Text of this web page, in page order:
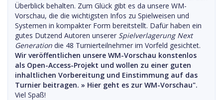
Überblick behalten. Zum Glück gibt es da unsere WM-
Vorschau, die die wichtigsten Infos zu Spielweisen und
Systemen in kompakter Form bereitstellt. Dafür haben ein
gutes Dutzend Autoren unserer Spielverlagerung Next
Generation die 48 Turnierteilnehmer im Vorfeld gesichtet.
Wir veröffentlichen unsere WM-Vorschau konstenlos
als Open-Access-Projekt und wollen zu einer guten
inhaltlichen Vorbereitung und Einstimmung auf das
Turnier beitragen. » Hier geht es zur WM-Vorschau".
Viel Spaß!